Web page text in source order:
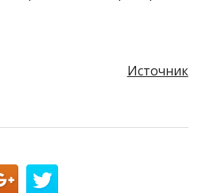
Источник